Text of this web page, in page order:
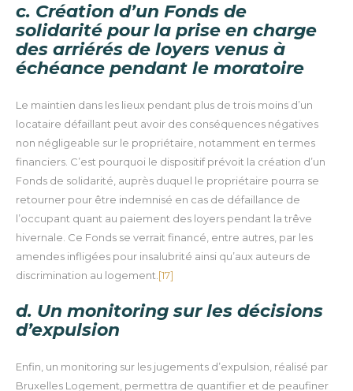
c. Création d’un Fonds de
solidarité pour la prise en charge
des arriérés de loyers venus à
échéance pendant le moratoire
Le maintien dans les lieux pendant plus de trois moins d’un
locataire défaillant peut avoir des conséquences négatives
non négligeable sur le propriétaire, notamment en termes
financiers. C’est pourquoi le dispositif prévoit la création d’un
Fonds de solidarité, auprès duquel le propriétaire pourra se
retourner pour être indemnisé en cas de défaillance de
l’occupant quant au paiement des loyers pendant la trêve
hivernale. Ce Fonds se verrait financé, entre autres, par les
amendes infligées pour insalubrité ainsi qu’aux auteurs de
discrimination au logement. [17]
d. Un monitoring sur les décisions
d’expulsion
Enfin, un monitoring sur les jugements d’expulsion, réalisé par
Bruxelles Logement, permettra de quantifier et de peaufiner